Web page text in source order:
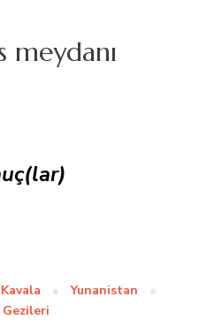
meydanı
Yunanistan
Gezileri